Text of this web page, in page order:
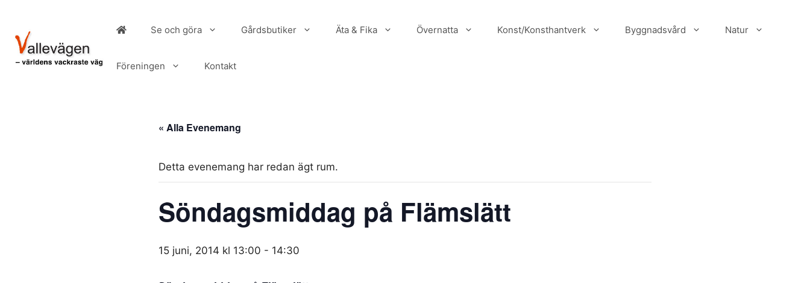
innehåll
Se och göra Gårdsbutiker Äta & Fika Övernatta Konst/Konsthantverk Byggnadsvård Natur
Föreningen Kontakt
« Alla Evenemang
Detta evenemang har redan ägt rum.
Söndagsmiddag på Flämslätt
15 juni, 2014 kl 13:00 - 14:30